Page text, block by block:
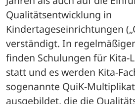
Qualitätsentwicklung in
Kindertageseinrichtungen
verständigt. In
finden Schulungen für Kita-
statt und es werden Kita-
sogenannte QuiK-
ausgebildet, die die